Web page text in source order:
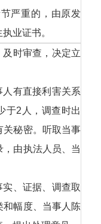
严重的，由原发
业证书。
时审查，决定立
有直接利害关系
于2人，调查时出
关秘密。听取当事
，由执法人员、当
、证据、调查取
和幅度、当事人陈